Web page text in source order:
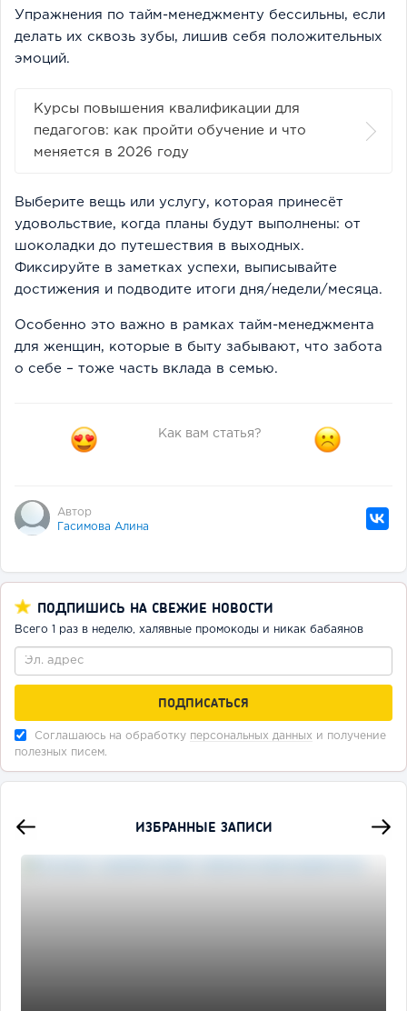
Упражнения по тайм-менеджменту бессильны, если
делать их сквозь зубы, лишив себя положительных
эмоций.
Курсы повышения квалификации для
педагогов: как пройти обучение и что
меняется в 2026 году
Выберите вещь или услугу, которая принесёт
удовольствие, когда планы будут выполнены: от
шоколадки до путешествия в выходных.
Фиксируйте в заметках успехи, выписывайте
достижения и подводите итоги дня/недели/месяца.
Особенно это важно в рамках тайм-менеджмента
для женщин, которые в быту забывают, что забота
о себе – тоже часть вклада в семью.
Как вам статья?
Автор
Гасимова Алина
ПОДПИШИСЬ НА СВЕЖИЕ НОВОСТИ
Всего 1 раз в неделю, халявные промокоды и никак бабаянов
Соглашаюсь на обработку персональных данных и получение
полезных писем.
ИЗБРАННЫЕ ЗАПИСИ